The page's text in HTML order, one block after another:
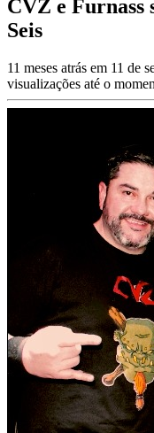
CVZ e Furnass
Seis
11 meses atrás em 11 de
visualizações até o